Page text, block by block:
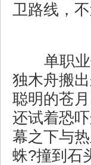
卫路线，
单职
独木舟搬
聪明的苍
还试着恐
幕之下与
蛛?撞到石